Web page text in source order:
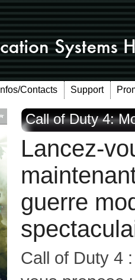
Infos/Contacts Support
Call of Duty 4:
Lancez-
guerre
Call of Duty 4